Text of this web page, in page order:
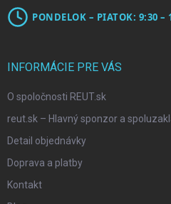
PONDELOK – PIATOK: 9:30 –
INFORMÁCIE PRE VÁS
O spoločnosti REUT.sk
reut.sk – Hlavný sponzor a
Detail objednávky
Doprava a platby
Kontakt